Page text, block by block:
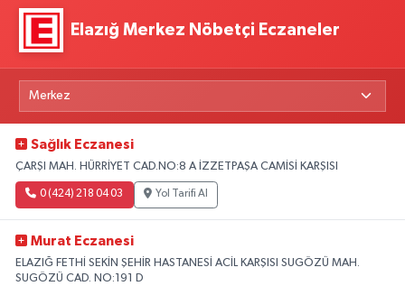
Elazığ Merkez Nöbetçi Eczaneler
Sağlık Eczanesi
ÇARŞI MAH. HÜRRİYET CAD.NO:8 A İZZETPAŞA CAMİSİ KARŞISI
0 (424) 218 04 03 Yol Tarifi Al
Murat Eczanesi
ELAZIĞ FETHİ SEKİN ŞEHİR HASTANESİ ACİL KARŞISI SUGÖZÜ MAH.
SUGÖZÜ CAD. NO:191 D